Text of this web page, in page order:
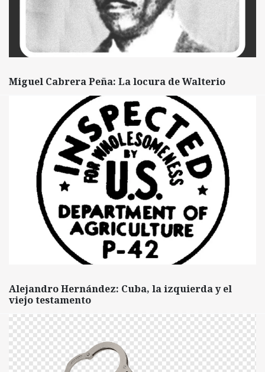
Miguel Cabrera Peña: La locura de Walterio
Alejandro Hernández: Cuba, la izquierda y el
viejo testamento